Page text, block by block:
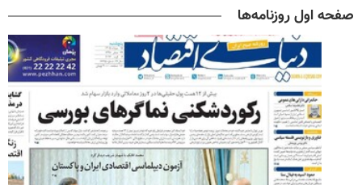
صفحه اول روزنامه‌ها